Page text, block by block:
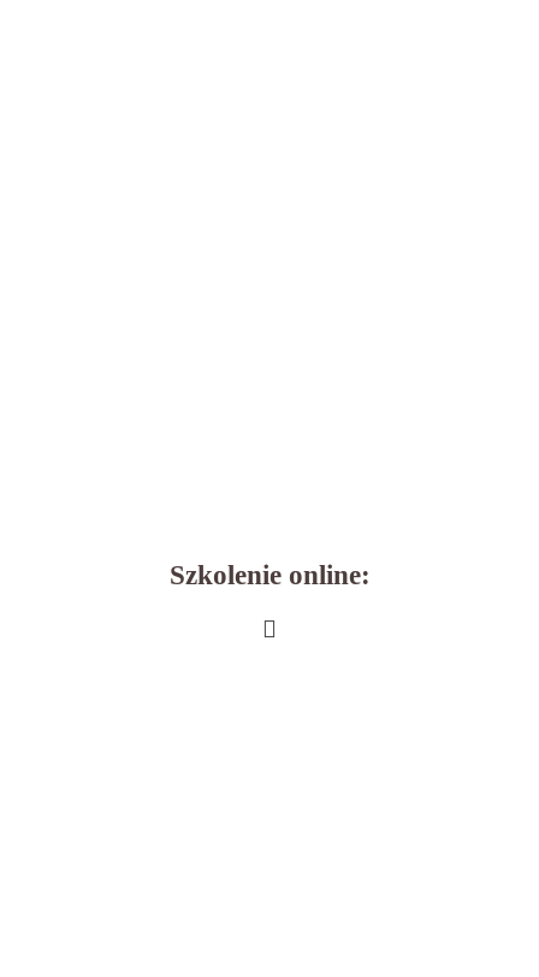
Szkolenie online: